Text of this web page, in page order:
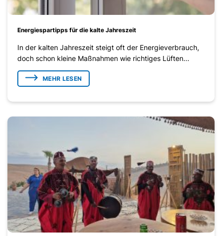
Energiespartipps für die kalte Jahreszeit
In der kalten Jahreszeit steigt oft der Energieverbrauch,
doch schon kleine Maßnahmen wie richtiges Lüften...
MEHR LESEN